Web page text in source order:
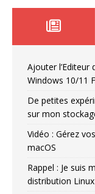
Ajouter
Windows 10/11
De petites
sur mon
Vidéo : Gérez
macOS
Rappel : Je suis
distribution